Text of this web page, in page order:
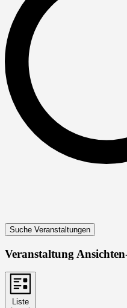
Suche Veranstaltungen
Veranstaltung
Liste